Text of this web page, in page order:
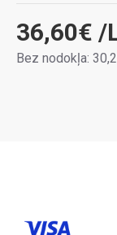
36,60€ /
Bez nodokļa: